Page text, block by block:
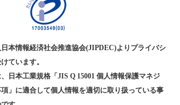
本情報経済社会推進協会(JIPDEC)よりプライバシ
ています。
日本工業規格「JIS Q 15001 個人情報保護マネジ
」に適合して個人情報を適切に取り扱っている事